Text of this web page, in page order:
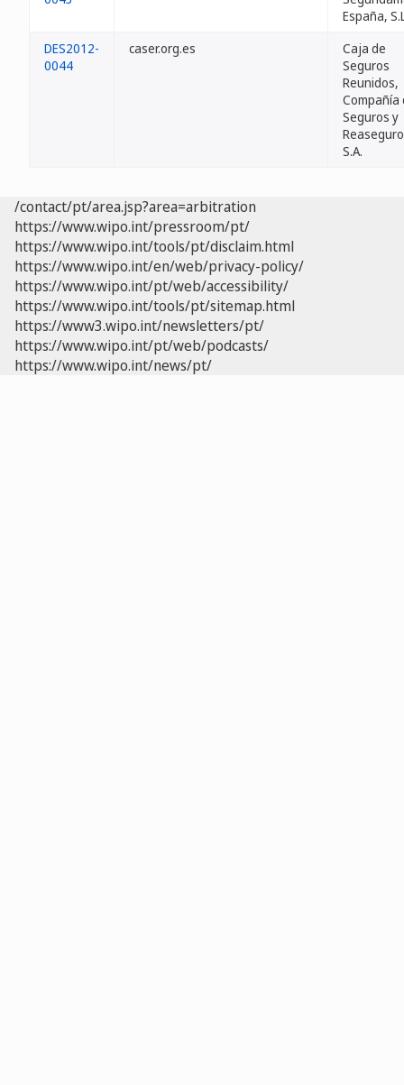
España,
DES2012-
0044
caser.org.es
Caja de
Seguros
Reunidos,
Compañía
Seguros y
S.A.
/contact/pt/area.jsp?area=arbitration
https://www.wipo.int/pressroom/pt/
https://www.wipo.int/tools/pt/disclaim.html
https://www.wipo.int/en/web/privacy-policy/
https://www.wipo.int/pt/web/accessibility/
https://www.wipo.int/tools/pt/sitemap.html
https://www3.wipo.int/newsletters/pt/
https://www.wipo.int/pt/web/podcasts/
https://www.wipo.int/news/pt/